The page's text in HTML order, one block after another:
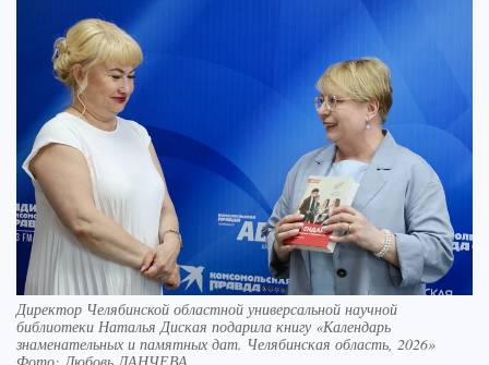
Директор Челябинской областной универсальной научной
библиотеки Наталья Диская подарила книгу «Календарь
знаменательных и памятных дат. Челябинская область, 2026»